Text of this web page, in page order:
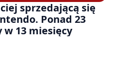
sprzedającą się
Ponad 23
13 miesięcy